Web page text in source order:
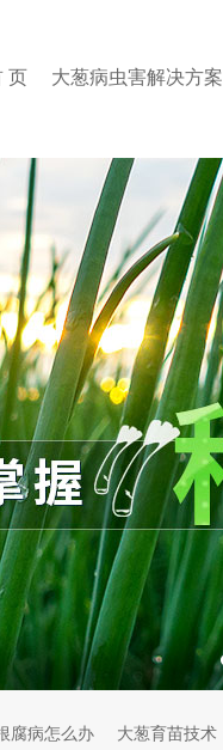
页 大葱病虫害解决方案
腐病怎么办 大葱育苗技术